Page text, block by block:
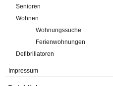
Senioren
Wohnen
Wohnungssuche
Ferienwohnungen
Defibrillatoren
Impressum